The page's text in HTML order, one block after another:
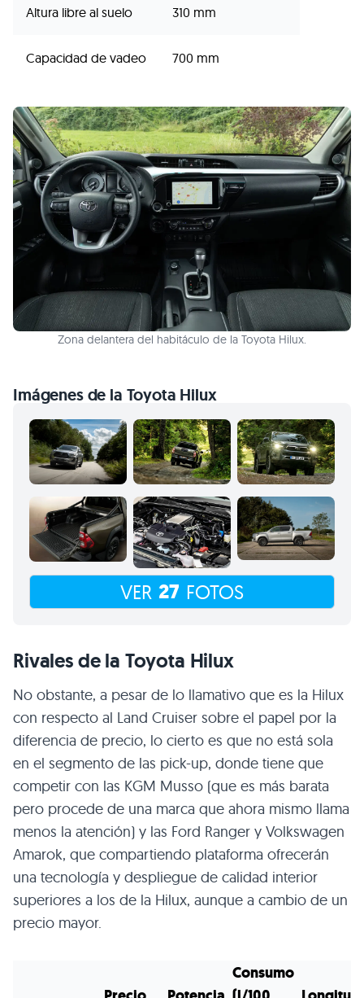
Altura libre al suelo 310 mm
Capacidad de vadeo 700 mm
Zona delantera del habitáculo de la Toyota Hilux.
Imágenes de la Toyota Hilux
VER 27 FOTOS
Rivales de la Toyota Hilux
No obstante, a pesar de lo llamativo que es la Hilux
con respecto al Land Cruiser sobre el papel por la
diferencia de precio, lo cierto es que no está sola
en el segmento de las pick-up, donde tiene que
competir con las KGM Musso (que es más barata
pero procede de una marca que ahora mismo llama
menos la atención) y las Ford Ranger y Volkswagen
Amarok, que compartiendo plataforma ofrecerán
una tecnología y despliegue de calidad interior
superiores a los de la Hilux, aunque a cambio de un
precio mayor.
Consumo